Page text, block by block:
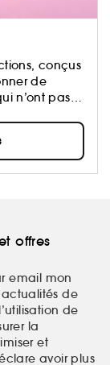
conçus
de
n’ont pas
formules
offres
email mon
de
de
la
et
avoir plus